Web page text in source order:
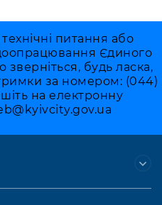
питання або
Єдиного
будь ласка,
за номером: (044)
на електронну